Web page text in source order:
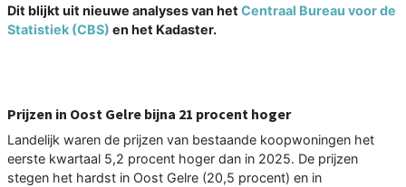
Dit blijkt uit nieuwe analyses van het Centraal Bureau voor de
Statistiek (CBS) en het Kadaster.
Prijzen in Oost Gelre bijna 21 procent hoger
Landelijk waren de prijzen van bestaande koopwoningen het
eerste kwartaal 5,2 procent hoger dan in 2025. De prijzen
stegen het hardst in Oost Gelre (20,5 procent) en in